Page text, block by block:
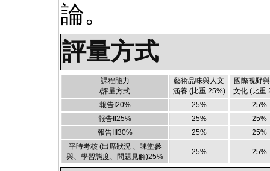
論。
評量方式
課程能力
/評量方式
藝術品味與人文
涵養 (比重 25%)
國際視野
文化 (比重
報告I20% 25% 25%
報告II25% 25% 25%
報告III30% 25% 25%
平時考核 (出席狀況 、課堂參
與、學習態度、問題見解)25%
25% 25%